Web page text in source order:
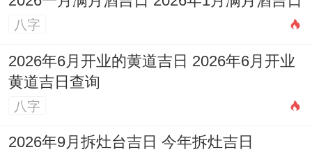
八字
2026年6月开业的黄道吉日 2026年6月开业
黄道吉日查询
八字
2026年9月拆灶台吉日 今年拆灶吉日